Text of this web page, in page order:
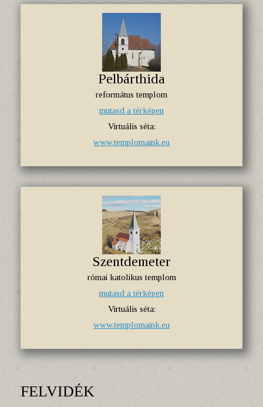
Pelbárthida
református templom
mutasd a térképen
Virtuális séta:
www.templomaink.eu
Szentdemeter
római katolikus templom
mutasd a térképen
Virtuális séta:
www.templomaink.eu
FELVIDÉK